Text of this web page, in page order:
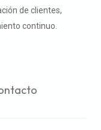
de clientes,
continuo.